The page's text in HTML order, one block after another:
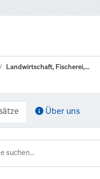
Landwirtschaft, Fischerei,...
Über uns